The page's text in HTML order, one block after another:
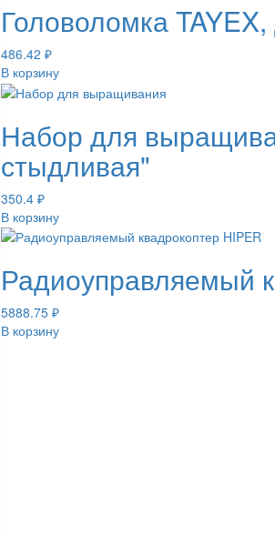
Головоломка
486.42 ₽
В корзину
Набор для
стыдливая"
350.4 ₽
В корзину
Радиоуправляемый
5888.75 ₽
В корзину